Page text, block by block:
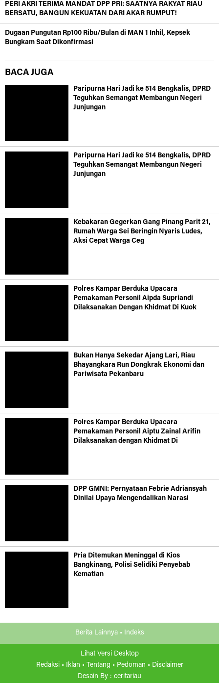
PERI AKRI TERIMA MANDAT DPP PRI: SAATNYA RAKYAT RIAU
BERSATU, BANGUN KEKUATAN DARI AKAR RUMPUT!
Dugaan Pungutan Rp100 Ribu/Bulan di MAN 1 Inhil, Kepsek
Bungkam Saat Dikonfirmasi
BACA JUGA
Paripurna Hari Jadi ke 514 Bengkalis, DPRD
Teguhkan Semangat Membangun Negeri
Junjungan
Paripurna Hari Jadi ke 514 Bengkalis, DPRD
Teguhkan Semangat Membangun Negeri
Junjungan
Kebakaran Gegerkan Gang Pinang Parit 21,
Rumah Warga Sei Beringin Nyaris Ludes,
Aksi Cepat Warga Ceg
Polres Kampar Berduka Upacara
Pemakaman Personil Aipda Supriandi
Dilaksanakan Dengan Khidmat Di Kuok
Bukan Hanya Sekedar Ajang Lari, Riau
Bhayangkara Run Dongkrak Ekonomi dan
Pariwisata Pekanbaru
Polres Kampar Berduka Upacara
Pemakaman Personil Aiptu Zainal Arifin
Dilaksanakan dengan Khidmat Di
DPP GMNI: Pernyataan Febrie Adriansyah
Dinilai Upaya Mengendalikan Narasi
Pria Ditemukan Meninggal di Kios
Bangkinang, Polisi Selidiki Penyebab
Kematian
Berita Lainnya • Indeks
Lihat Versi Desktop
Redaksi •
Iklan • Tentang • Pedoman • Disclaimer
Desain By : ceritariau